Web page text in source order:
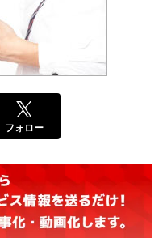
フォロー